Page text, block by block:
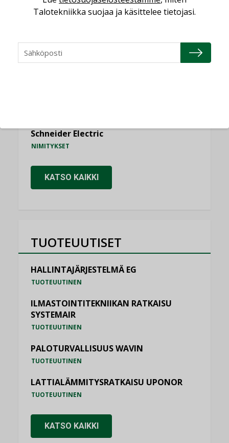
NIMITYKSET
NIMITYKSET
Refair
Schneider Electric
NIMITYKSET
KATSO KAIKKI
TUOTEUUTISET
HALLINTAJÄRJESTELMÄ EG
TUOTEUUTINEN
ILMASTOINTITEKNIIKAN RATKAISU
SYSTEMAIR
TUOTEUUTINEN
PALOTURVALLISUUS WAVIN
TUOTEUUTINEN
LATTIALÄMMITYSRATKAISU UPONOR
TUOTEUUTINEN
KATSO KAIKKI
Talotekniikka suojaa ja käsittelee tietojasi.